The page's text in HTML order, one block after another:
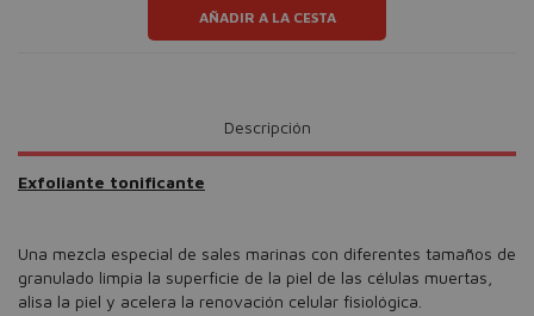
AÑADIR A LA CESTA
Descripción
Exfoliante tonificante
Una mezcla especial de sales marinas con diferentes tamaños de
granulado limpia la superficie de la piel de las células muertas,
alisa la piel y acelera la renovación celular fisiológica.